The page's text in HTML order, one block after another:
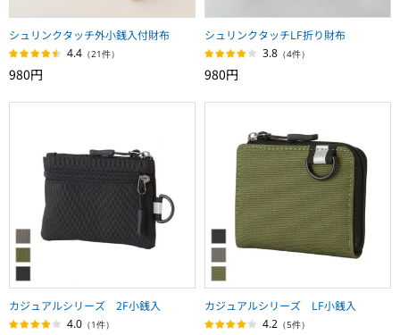
シュリンクタッチ外小銭入付財布
4.4 （21件）
980円
シュリンクタッチLF折り財布
3.8 （4件）
980円
カジュアルシリーズ 2F小銭入
4.0 （1件）
カジュアルシリーズ LF小銭入
4.2 （5件）